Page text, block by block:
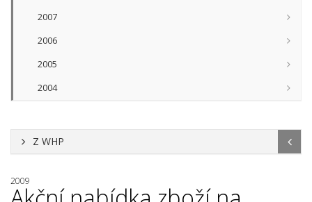
2007
2006
2005
2004
Z WHP
2009